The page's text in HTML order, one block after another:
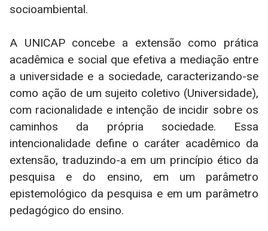
socioambiental.
A UNICAP concebe a extensão como prática
acadêmica e social que efetiva a mediação entre
a universidade e a sociedade, caracterizando-se
como ação de um sujeito coletivo (Universidade),
com racionalidade e intenção de incidir sobre os
caminhos da própria sociedade. Essa
intencionalidade define o caráter acadêmico da
extensão, traduzindo-a em um princípio ético da
pesquisa e do ensino, em um parâmetro
epistemológico da pesquisa e em um parâmetro
pedagógico do ensino.